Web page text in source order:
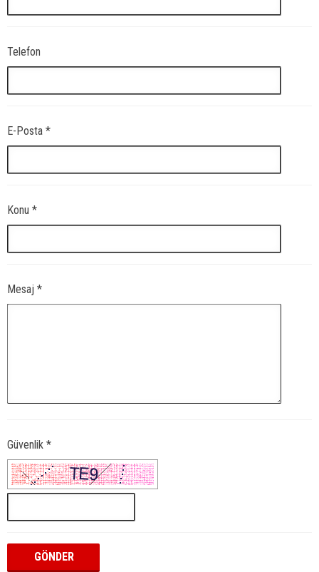
Telefon
E-Posta *
Konu *
Mesaj *
Güvenlik *